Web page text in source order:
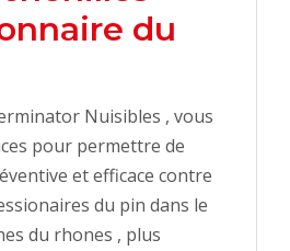
du
Nuisibles , vous
pour permettre de
et efficace contre
du pin dans le
du rhones , plus